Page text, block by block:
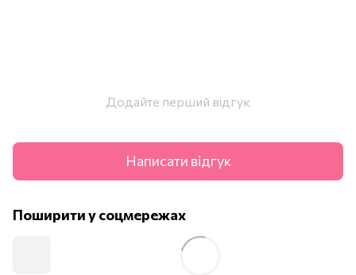
Додайте перший відгук
Написати відгук
Поширити у соцмережах